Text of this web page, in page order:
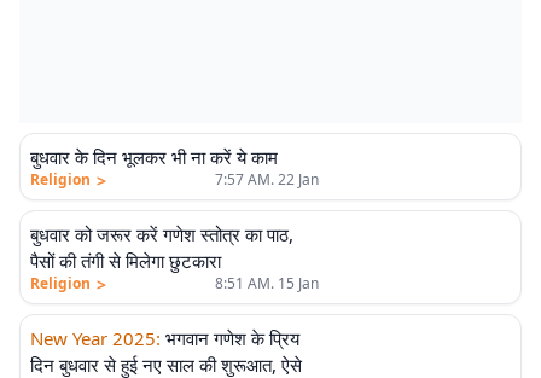
बुधवार के दिन भूलकर भी ना करें ये काम
Religion > 7:57 AM. 22 Jan
बुधवार को जरूर करें गणेश स्तोत्र का पाठ,
पैसों की तंगी से मिलेगा छुटकारा
Religion > 8:51 AM. 15 Jan
New Year 2025: भगवान गणेश के प्रिय
दिन बुधवार से हुई नए साल की शुरूआत, ऐसे